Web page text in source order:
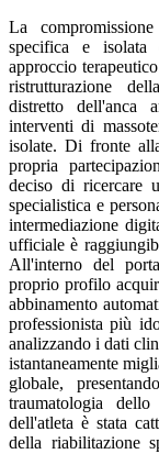
La
specifica e isolata
approccio
ristrutturazione
distretto dell'anca
interventi di
isolate. Di fronte
propria
deciso di ricercare
specialistica e
intermediazione
ufficiale è
All'interno del
proprio profilo
abbinamento
professionista più
analizzando i dati
istantaneamente
globale,
traumatologia
dell'atleta è stata
della riabilitazione